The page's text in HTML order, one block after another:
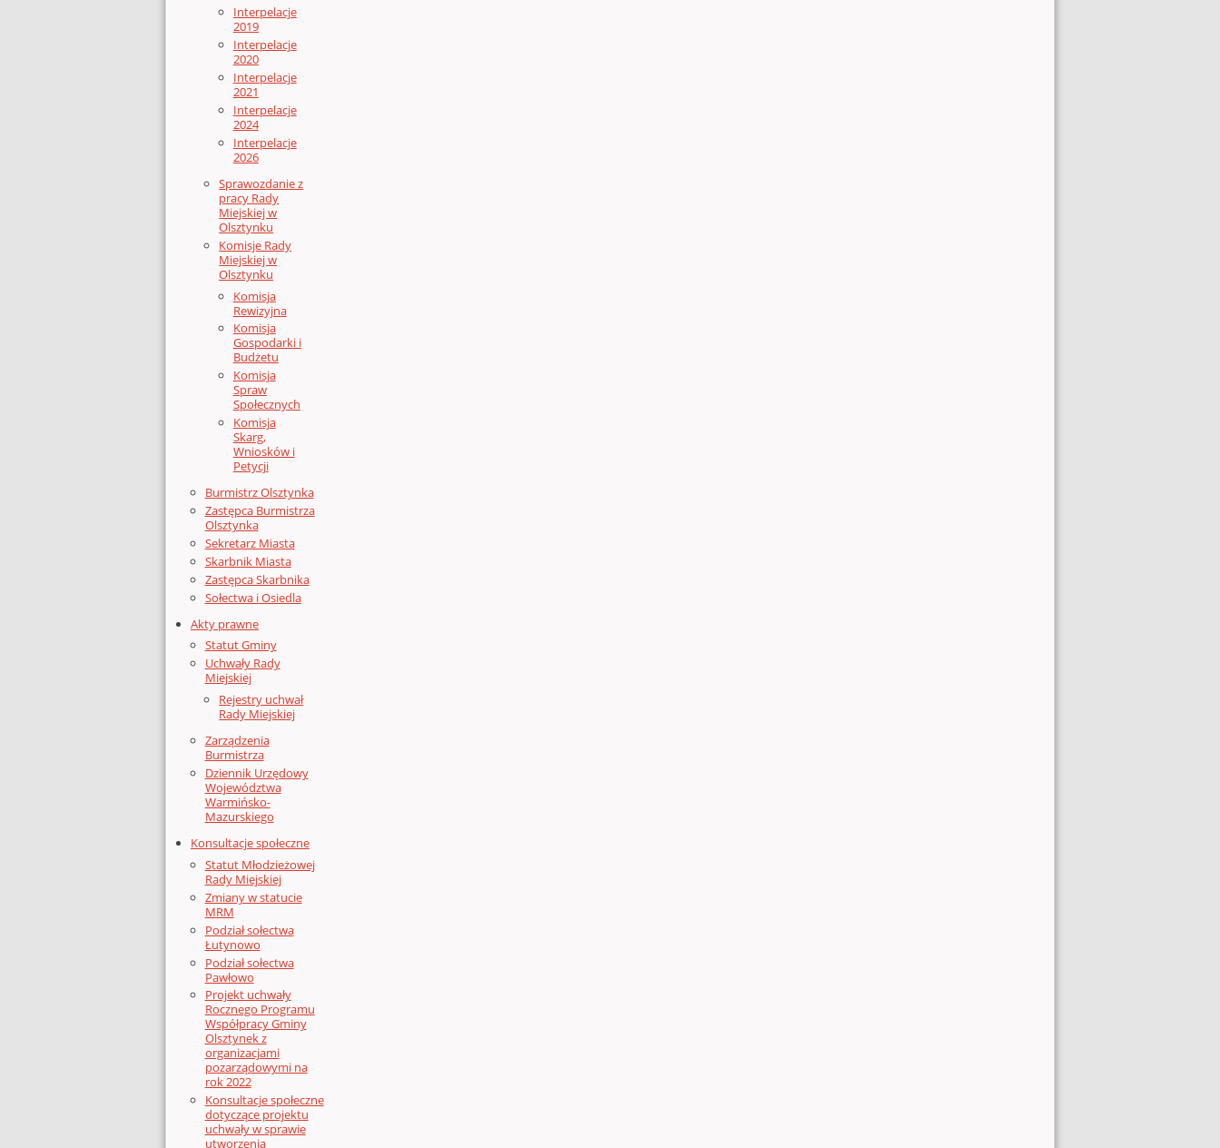
Interpelacje
2019
Interpelacje
2020
Interpelacje
2021
Interpelacje
2024
Interpelacje
2026
Sprawozdanie z
pracy Rady
Miejskiej w
Olsztynku
Komisje Rady
Miejskiej w
Olsztynku
Komisja
Rewizyjna
Komisja
Gospodarki i
Budżetu
Komisja
Spraw
Społecznych
Komisja
Skarg,
Wniosków i
Petycji
Burmistrz Olsztynka
Zastępca Burmistrza
Olsztynka
Sekretarz Miasta
Skarbnik Miasta
Zastępca Skarbnika
Sołectwa i Osiedla
Akty prawne
Statut Gminy
Uchwały Rady
Miejskiej
Rejestry uchwał
Rady Miejskiej
Zarządzenia
Burmistrza
Dziennik Urzędowy
Województwa
Warmińsko-
Mazurskiego
Konsultacje społeczne
Statut Młodzieżowej
Rady Miejskiej
Zmiany w statucie
MRM
Podział sołectwa
Łutynowo
Podział sołectwa
Pawłowo
Projekt uchwały
Rocznego Programu
Współpracy Gminy
Olsztynek z
organizacjami
pozarządowymi na
rok 2022
Konsultacje społeczne
dotyczące projektu
uchwały w sprawie
utworzenia